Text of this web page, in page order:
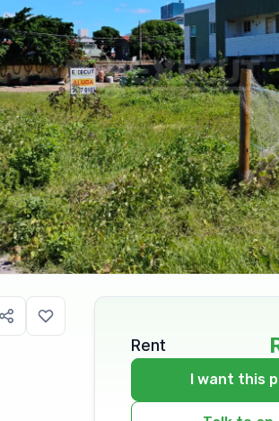
Rent
I want this